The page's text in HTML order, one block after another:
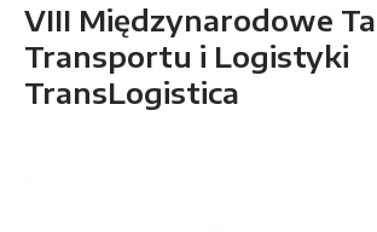
VIII Międzynarodowe
Transportu i Logistyki
TransLogistica